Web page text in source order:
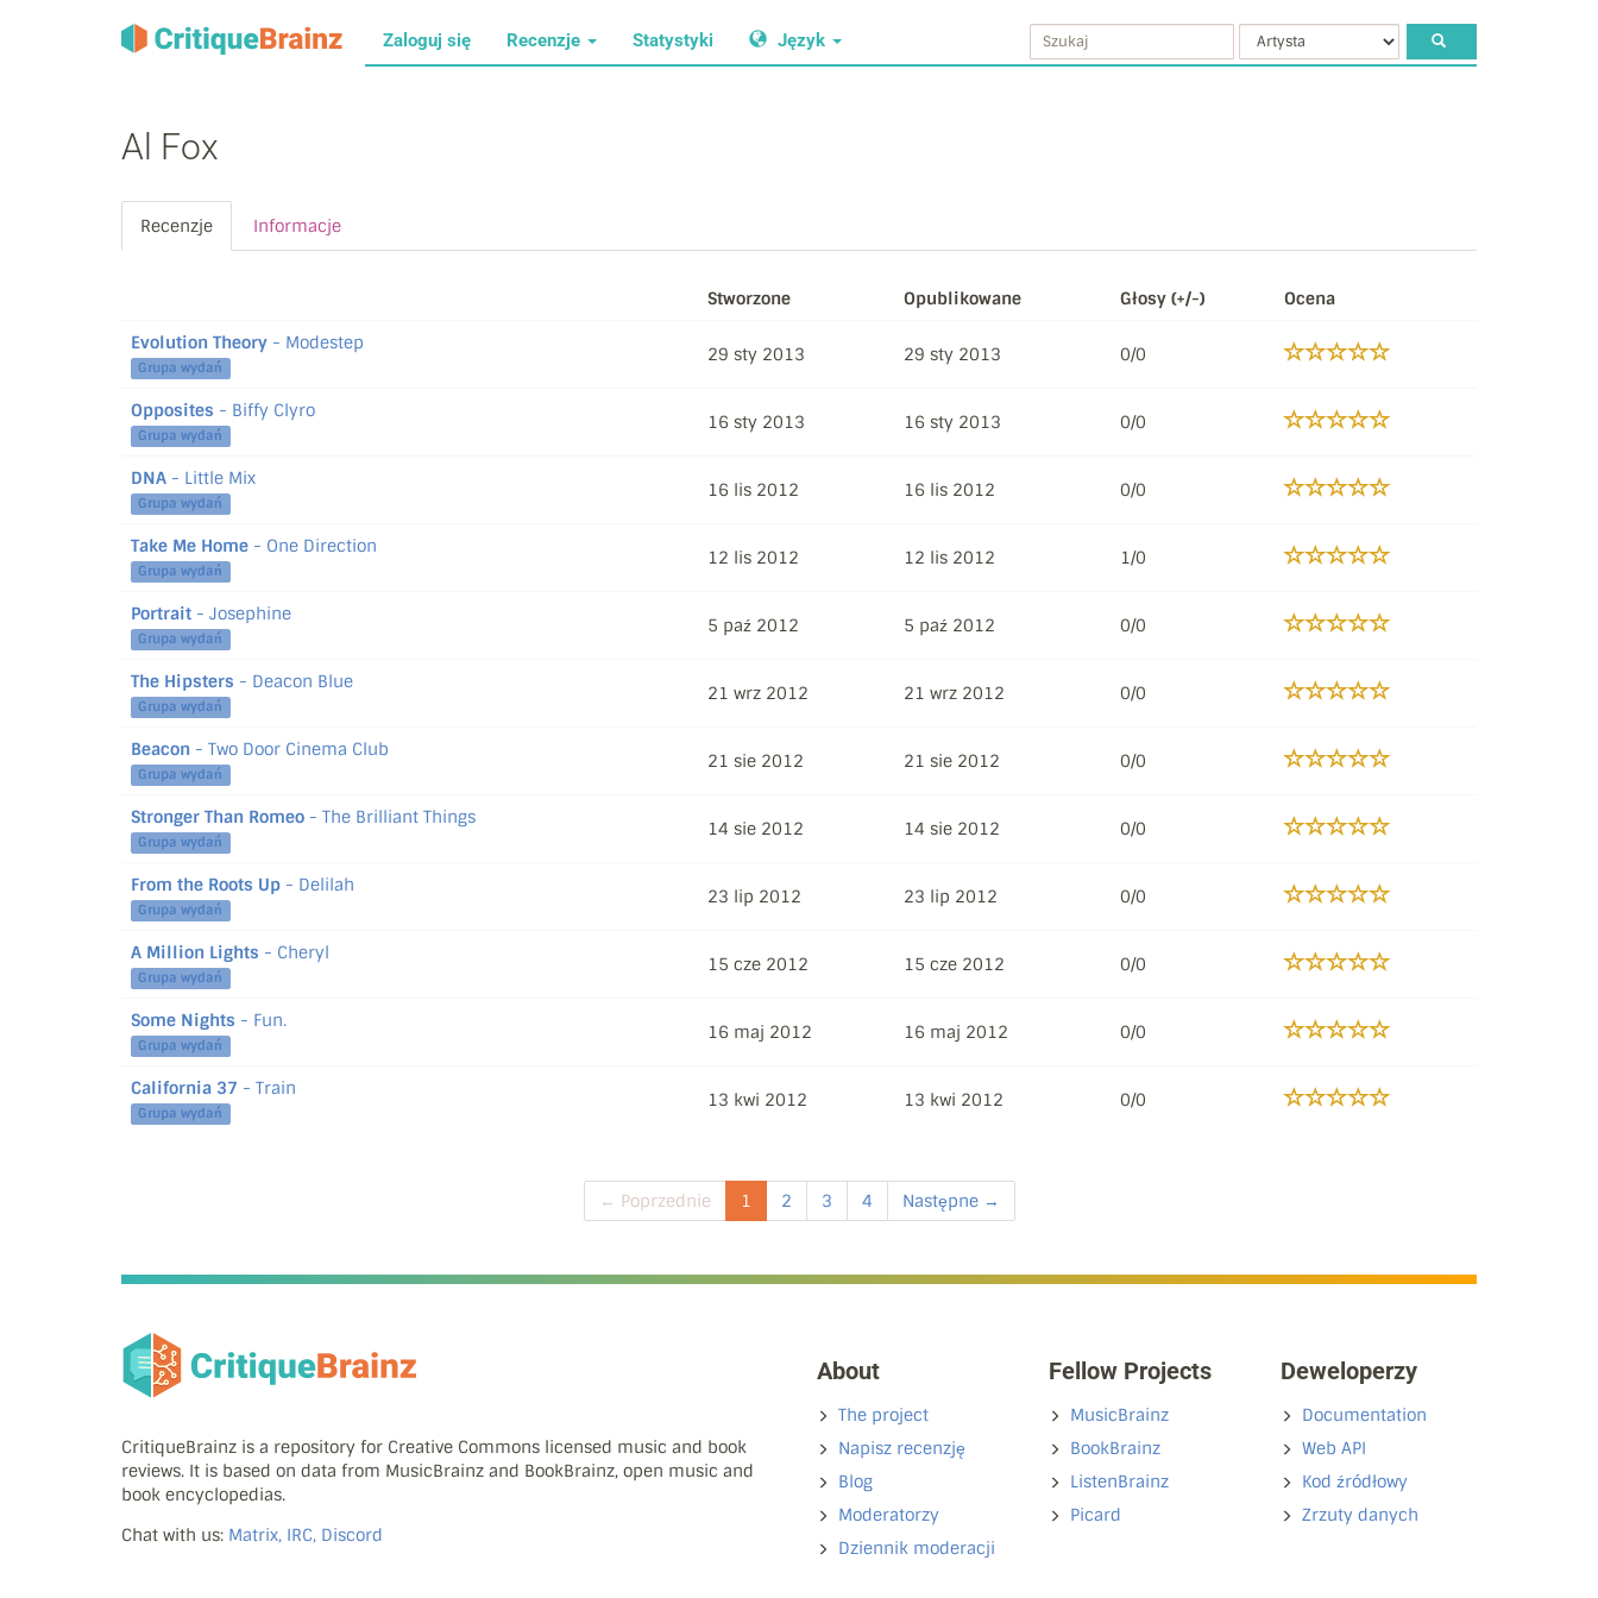
Zaloguj się Recenzje Statystyki Język
Al Fox
Recenzje Informacje
Stworzone Opublikowane Głosy (+/-) Ocena
Evolution Theory - Modestep
Grupa wydań
29 sty 2013 29 sty 2013 0/0
Opposites - Biffy Clyro
Grupa wydań
16 sty 2013 16 sty 2013 0/0
DNA - Little Mix
Grupa wydań
16 lis 2012 16 lis 2012 0/0
Take Me Home - One Direction
Grupa wydań
12 lis 2012 12 lis 2012 1/0
Portrait - Josephine
Grupa wydań
5 paź 2012 5 paź 2012 0/0
The Hipsters - Deacon Blue
Grupa wydań
21 wrz 2012 21 wrz 2012 0/0
Beacon - Two Door Cinema Club
Grupa wydań
21 sie 2012 21 sie 2012 0/0
Stronger Than Romeo - The Brilliant Things
Grupa wydań
14 sie 2012 14 sie 2012 0/0
From the Roots Up - Delilah
Grupa wydań
23 lip 2012 23 lip 2012 0/0
A Million Lights - Cheryl
Grupa wydań
15 cze 2012 15 cze 2012 0/0
Some Nights - Fun.
Grupa wydań
16 maj 2012 16 maj 2012 0/0
California 37 - Train
Grupa wydań
13 kwi 2012 13 kwi 2012 0/0
← Poprzednie 1 2 3 4 Następne →
CritiqueBrainz is a repository for Creative Commons licensed music and book
reviews. It is based on data from MusicBrainz and BookBrainz, open music and
book encyclopedias.
Chat with us: Matrix, IRC, Discord
About
The project
Napisz recenzję
Blog
Moderatorzy
Dziennik moderacji
Fellow Projects
MusicBrainz
BookBrainz
ListenBrainz
Picard
Deweloperzy
Documentation
Web API
Kod źródłowy
Zrzuty danych